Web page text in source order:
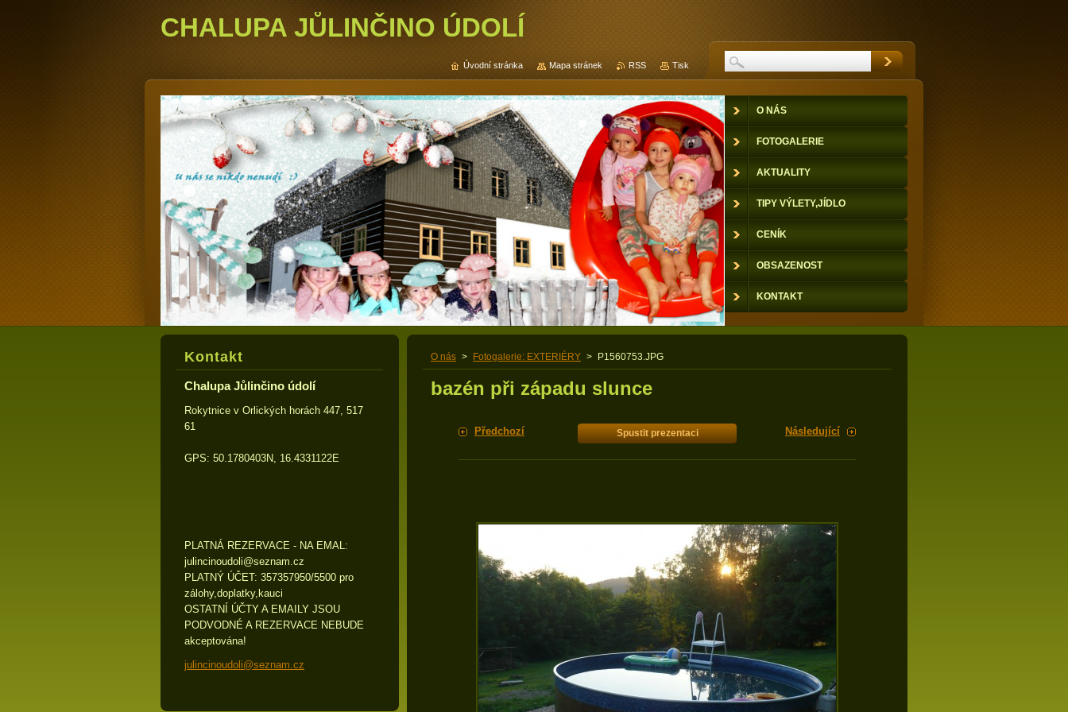
CHALUPA JŮLINČINO ÚDOLÍ
O nás > Fotogalerie: EXTERIÉRY > P1560753.JPG
bazén při západu slunce
Předchozí Spustit prezentaci Následující
Kontakt
Chalupa Jůlinčino údolí
Rokytnice v Orlických horách 447, 517
61
GPS: 50.1780403N, 16.4331122E
PLATNÁ REZERVACE - NA EMAL:
julincinoudoli@seznam.cz
PLATNÝ ÚČET: 357357950/5500 pro
zálohy,doplatky,kauci
OSTATNÍ ÚČTY A EMAILY JSOU
PODVODNÉ A REZERVACE NEBUDE
akceptována!
julincinoudoli@seznam.cz
O NÁS
FOTOGALERIE
AKTUALITY
TIPY VÝLETY,JÍDLO
CENÍK
OBSAZENOST
KONTAKT
Úvodní stránka Mapa stránek RSS Tisk